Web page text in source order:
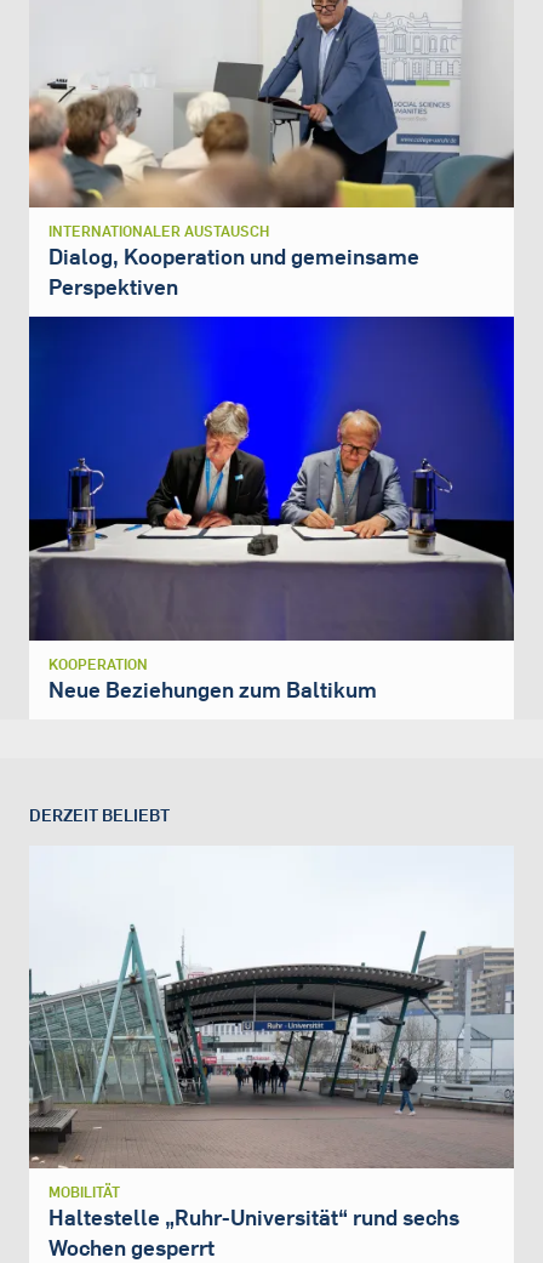
INTERNATIONALER AUSTAUSCH
Dialog, Kooperation und gemeinsame
Perspektiven
KOOPERATION
Neue Beziehungen zum Baltikum
DERZEIT BELIEBT
MOBILITÄT
Haltestelle „Ruhr-Universität“ rund sechs
Wochen gesperrt